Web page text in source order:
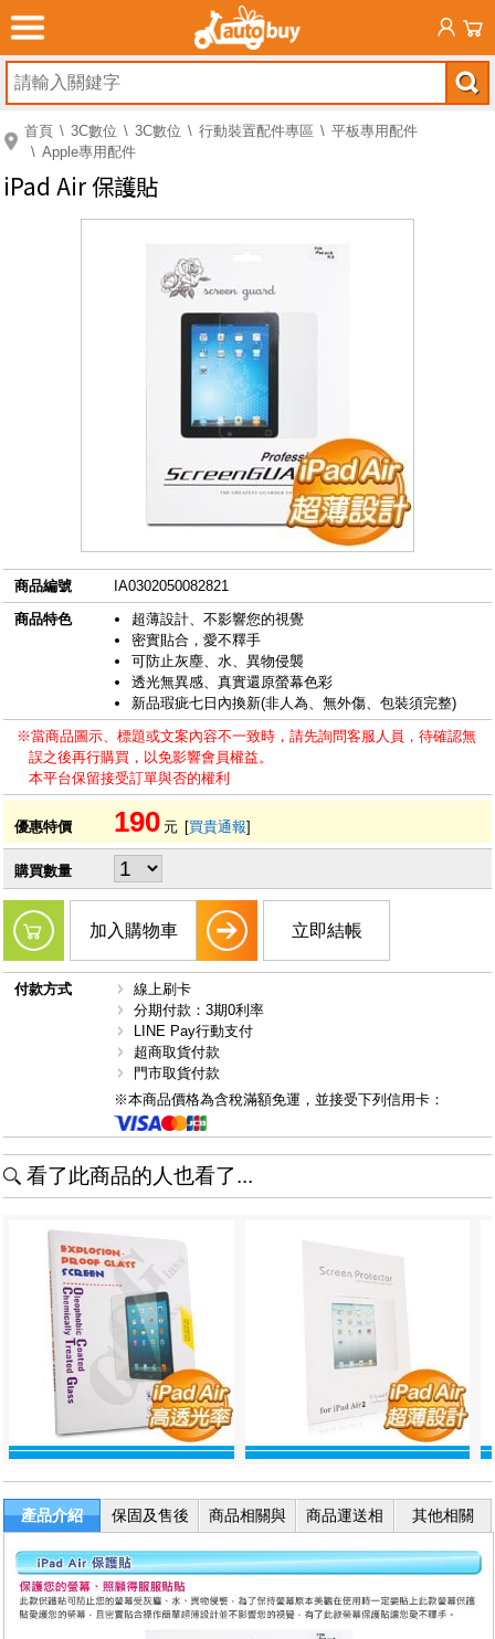
首頁 3C數位 3C數位 行動裝置配件專區
平板專用配件
Apple專用配件
iPad Air 保護貼
商品編號
IA0302050082821
商品特色
超薄設計、不影響您的視覺
密實貼合，愛不釋手
可防止灰塵、水、異物侵襲
透光無異感、真實還原螢幕色彩
新品瑕疵七日內換新(非人為、無外傷、包裝須完整)
※當商品圖示、標題或文案內容不一致時，請先詢問客服人員，待確認無
誤之後再行購買，以免影響會員權益。
本平台保留接受訂單與否的權利
優惠特價 190 元 [買貴通報]
購買數量
加入購物車 立即結帳
付款方式
線上刷卡
分期付款：3期0利率
LINE Pay行動支付
超商取貨付款
門市取貨付款
※本商品價格為含稅滿額免運，並接受下列信用卡：
看了此商品的人也看了...
產品介紹
保固及售後
服務
商品相關與
退換貨
商品運送相
關
其他相關